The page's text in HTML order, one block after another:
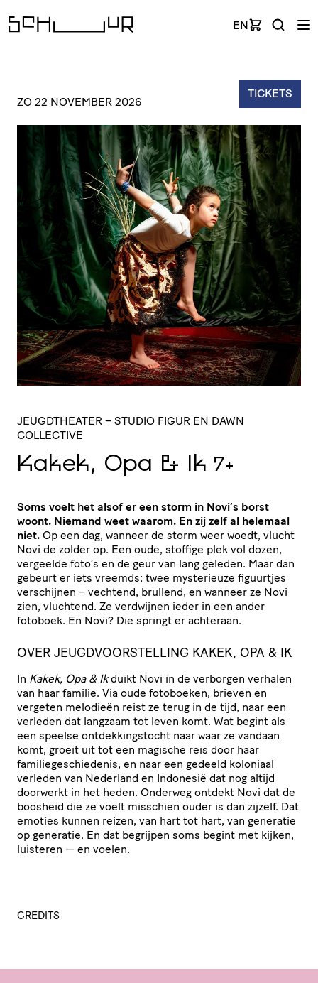
EN
TICKETS
ZO 22 NOVEMBER 2026
JEUGDTHEATER – STUDIO FIGUR EN DAWN
COLLECTIVE
Kakek, Opa & Ik 7+
Soms voelt het alsof er een storm in Novi’s borst
woont. Niemand weet waarom. En zij zelf al helemaal
niet. Op een dag, wanneer de storm weer woedt, vlucht
Novi de zolder op. Een oude, stoffige plek vol dozen,
vergeelde foto’s en de geur van lang geleden. Maar dan
gebeurt er iets vreemds: twee mysterieuze figuurtjes
verschijnen – vechtend, brullend, en wanneer ze Novi
zien, vluchtend. Ze verdwijnen ieder in een ander
fotoboek. En Novi? Die springt er achteraan.
OVER JEUGDVOORSTELLING KAKEK, OPA & IK
In Kakek, Opa & Ikduikt Novi in de verborgen verhalen
van haar familie. Via oude fotoboeken, brieven en
vergeten melodieën reist ze terug in de tijd, naar een
verleden dat langzaam tot leven komt. Wat begint als
een speelse ontdekkingstocht naar waar ze vandaan
komt, groeit uit tot een magische reis door haar
familiegeschiedenis, en naar een gedeeld koloniaal
verleden van Nederland en Indonesië dat nog altijd
doorwerkt in het heden. Onderweg ontdekt Novi dat de
boosheid die ze voelt misschien ouder is dan zijzelf. Dat
emoties kunnen reizen, van hart tot hart, van generatie
op generatie. En dat begrijpen soms begint met kijken,
luisteren — en voelen.
CREDITS